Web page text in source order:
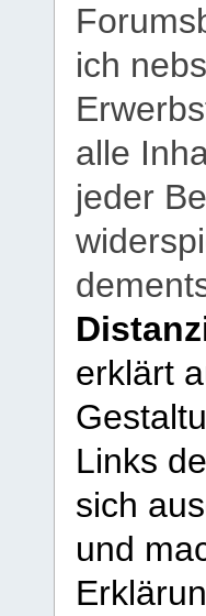
ich
alle
jeder
erklärt
Links
sich
und